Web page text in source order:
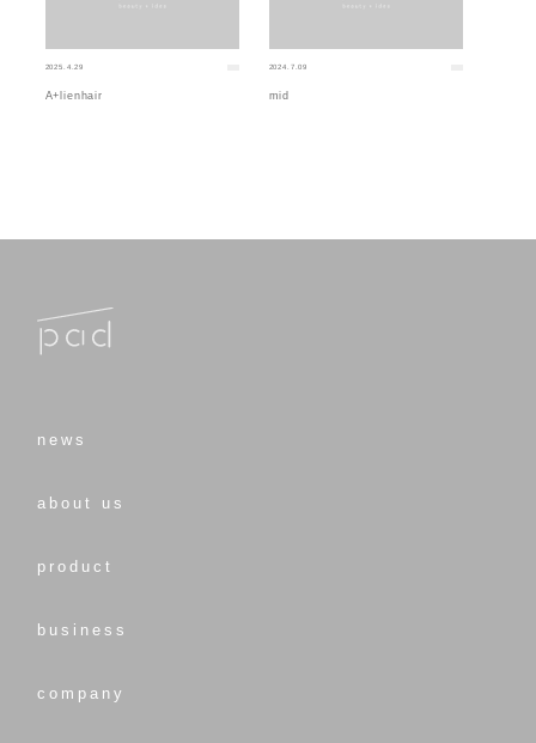
2025.4.29
A+lienhair
2024.7.09
mid
news
about us
product
business
company